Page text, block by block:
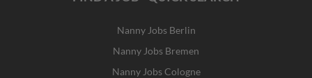
Nanny Jobs Berlin
Nanny Jobs Bremen
Nanny Jobs Cologne